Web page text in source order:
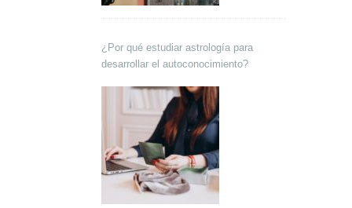
¿Por qué estudiar astrología para
desarrollar el autoconocimiento?